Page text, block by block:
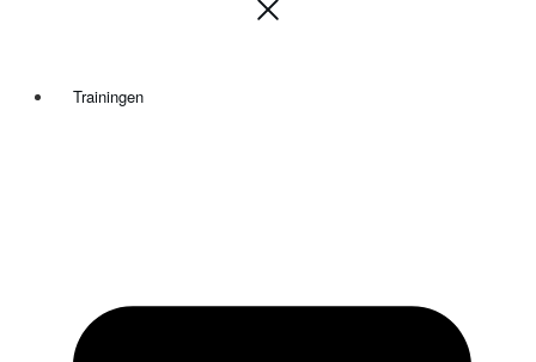
Trainingen